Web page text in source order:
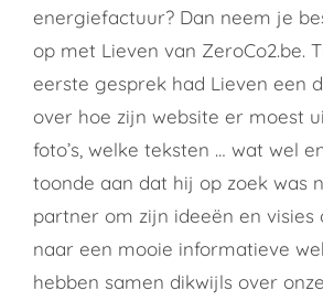
energiefactuur? Dan neem je
op met Lieven van ZeroCo2.be.
eerste gesprek had Lieven een
over hoe zijn website er moest
foto’s, welke teksten … wat wel
toonde aan dat hij op zoek was
partner om zijn ideeën en visies
naar een mooie informatieve
hebben samen dikwijls over